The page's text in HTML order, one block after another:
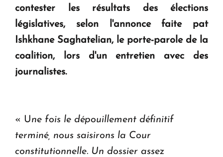
KASA : 30 ans d'audace, de résilience et d'avenir
en Arménie
Le premier hôtel Hyatt Regency d'Arménie
ouvrira ses portes à Dilijan
contester les résultats des élections
législatives, selon l'annonce faite pat
Ishkhane Saghatelian, le porte-parole de la
coalition, lors d'un entretien avec des
journalistes.
« Une fois le dépouillement définitif
terminé, nous saisirons la Cour
constitutionnelle. Un dossier assez